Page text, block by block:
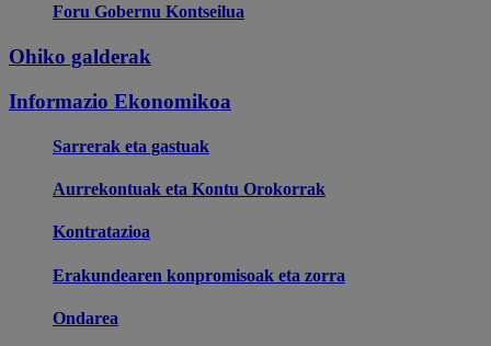
Foru Gobernu Kontseilua
Ohiko galderak
Informazio Ekonomikoa
Sarrerak eta gastuak
Aurrekontuak eta Kontu Orokorrak
Kontratazioa
Erakundearen konpromisoak eta zorra
Ondarea